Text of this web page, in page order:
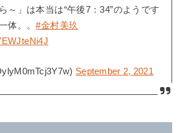
～」は本当は“午後7：34”のようです
体。。#金村美玖
September 2, 2021